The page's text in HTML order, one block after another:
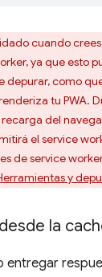
cuando
ya que esto
depurar, como
tu PWA.
del
el service
de service
y
la
entregar